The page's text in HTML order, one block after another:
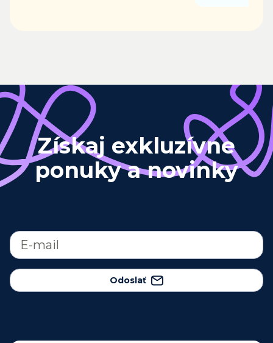
Získaj exkluzívne
ponuky a novinky
Odoslať